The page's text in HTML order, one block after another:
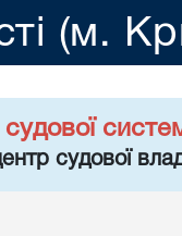
(м.
судової